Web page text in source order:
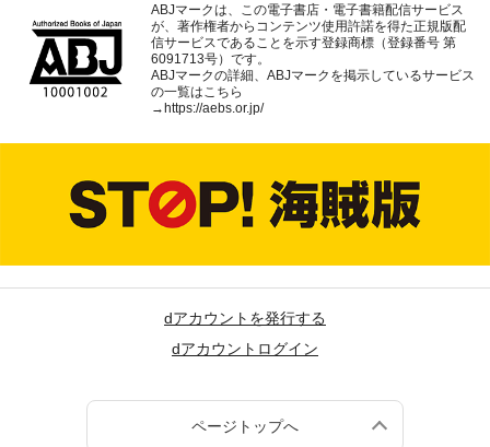
ABJマークは、この電子書店・電子書籍配信サービス
が、著作権者からコンテンツ使用許諾を得た正規版配
信サービスであることを示す登録商標（登録番号 第
6091713号）です。
ABJマークの詳細、ABJマークを掲示しているサービス
の一覧はこちら
→https://aebs.or.jp/
dアカウントを発行する
dアカウントログイン
ページトップへ